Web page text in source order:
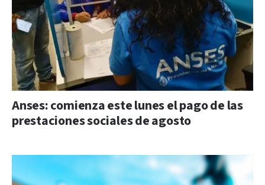
Anses: comienza este lunes el pago de las
prestaciones sociales de agosto